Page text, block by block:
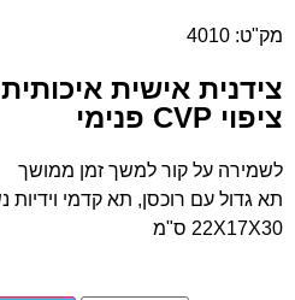
מק"ט: 4010
צידנית אישית
ציפוי CVP פנימי
לשמירה על קור למשך זמן ממושך
תא גדול עם רוכסן, תא קדמי וידיות
22X17X30 ס"מ